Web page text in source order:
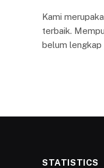
Kami
terbaik.
belum lengkap
STATISTICS